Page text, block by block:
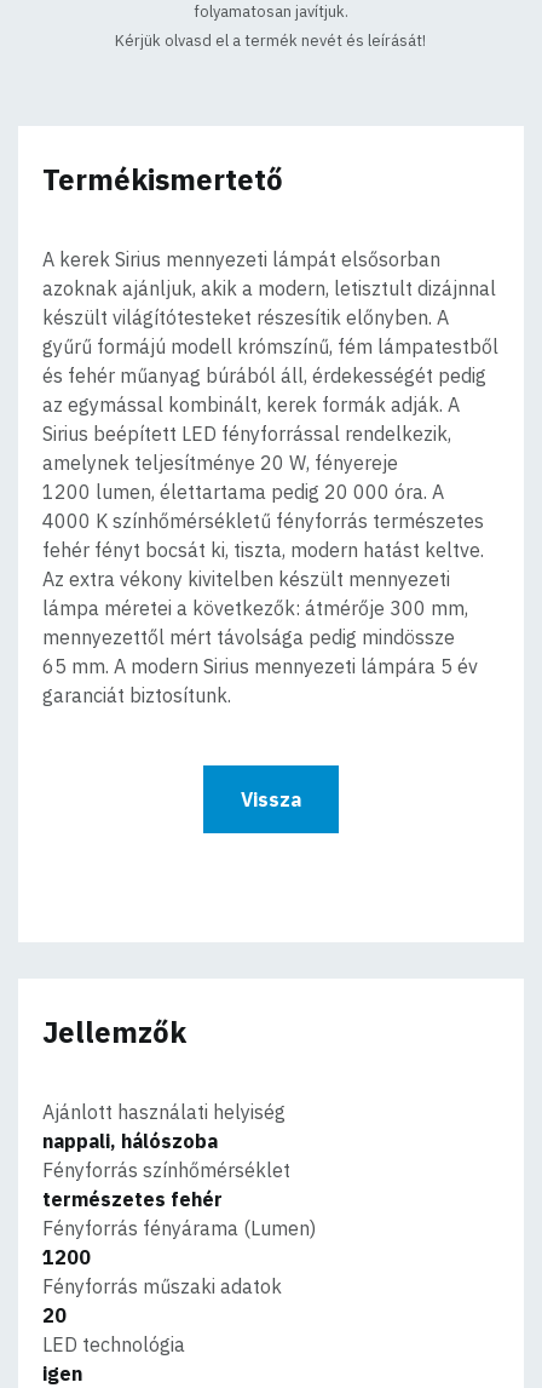
folyamatosan javítjuk.
Kérjük olvasd el a termék nevét és leírását!
Termékismertető
A kerek Sirius mennyezeti lámpát elsősorban
azoknak ajánljuk, akik a modern, letisztult dizájnnal
készült világítótesteket részesítik előnyben. A
gyűrű formájú modell krómszínű, fém lámpatestből
és fehér műanyag búrából áll, érdekességét pedig
az egymással kombinált, kerek formák adják. A
Sirius beépített LED fényforrással rendelkezik,
amelynek teljesítménye 20 W, fényereje
1200 lumen, élettartama pedig 20 000 óra. A
4000 K színhőmérsékletű fényforrás természetes
fehér fényt bocsát ki, tiszta, modern hatást keltve.
Az extra vékony kivitelben készült mennyezeti
lámpa méretei a következők: átmérője 300 mm,
mennyezettől mért távolsága pedig mindössze
65 mm. A modern Sirius mennyezeti lámpára 5 év
garanciát biztosítunk.
Vissza
Jellemzők
Ajánlott használati helyiség
nappali, hálószoba
Fényforrás színhőmérséklet
természetes fehér
Fényforrás fényárama (Lumen)
1200
Fényforrás műszaki adatok
20
LED technológia
igen